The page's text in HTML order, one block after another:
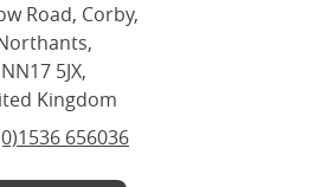
Road, Corby,
NN17 5JX,
Kingdom
656036